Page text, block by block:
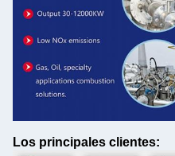
Los principales clientes: